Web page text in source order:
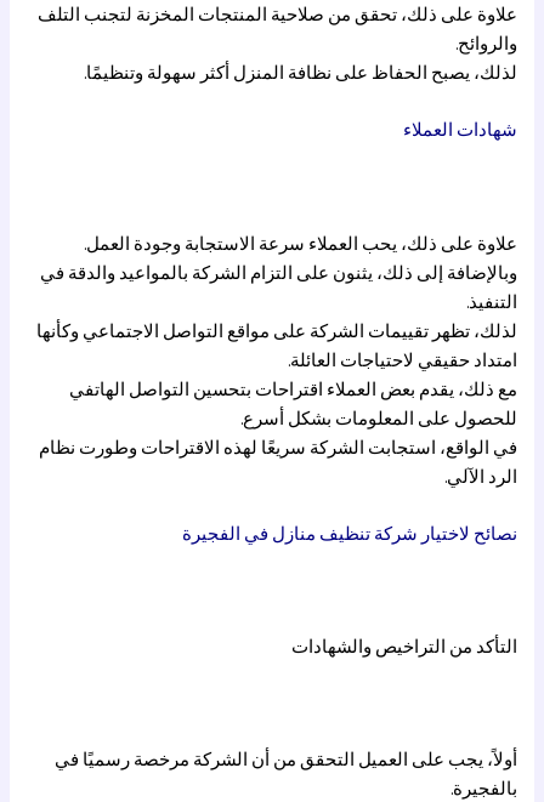
علاوة على ذلك، تحقق من صلاحية المنتجات المخزنة لتجنب التلف
والروائح.
لذلك، يصبح الحفاظ على نظافة المنزل أكثر سهولة وتنظيمًا.
شهادات العملاء
علاوة على ذلك، يحب العملاء سرعة الاستجابة وجودة العمل.
وبالإضافة إلى ذلك، يثنون على التزام الشركة بالمواعيد والدقة في
التنفيذ.
لذلك، تظهر تقييمات الشركة على مواقع التواصل الاجتماعي وكأنها
امتداد حقيقي لاحتياجات العائلة.
مع ذلك، يقدم بعض العملاء اقتراحات بتحسين التواصل الهاتفي
للحصول على المعلومات بشكل أسرع.
في الواقع، استجابت الشركة سريعًا لهذه الاقتراحات وطورت نظام
الرد الآلي.
نصائح لاختيار شركة تنظيف منازل في الفجيرة
التأكد من التراخيص والشهادات
أولاً، يجب على العميل التحقق من أن الشركة مرخصة رسميًا في
بالفجيرة.